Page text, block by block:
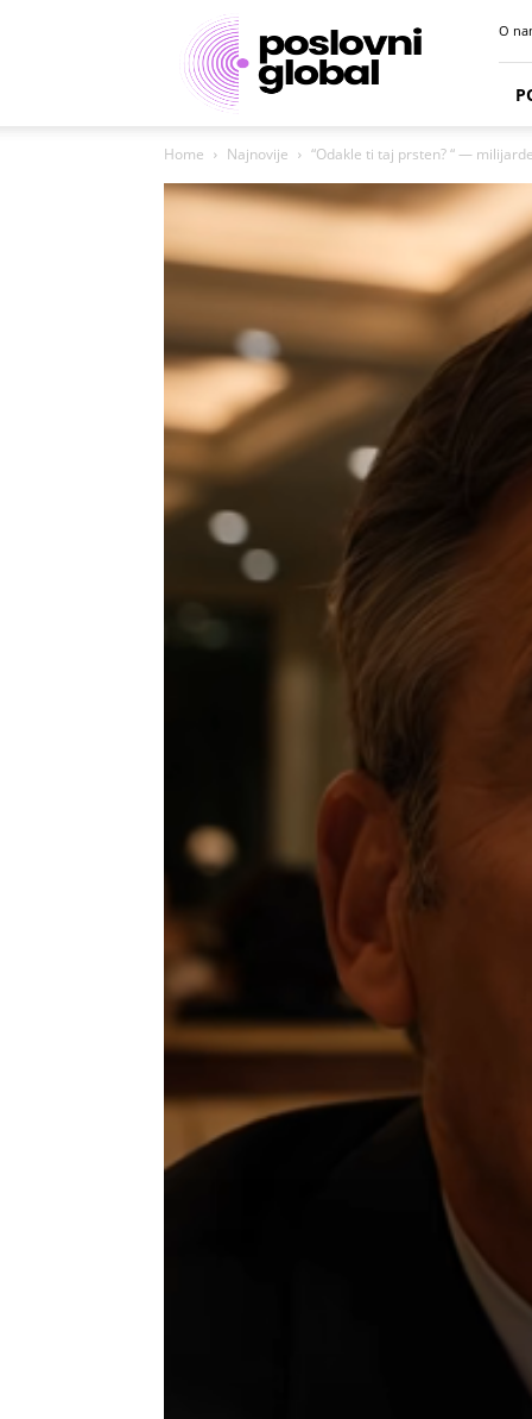
Poslovni
portal
O
Home Najnovije “Odakle ti taj prsten? “ —